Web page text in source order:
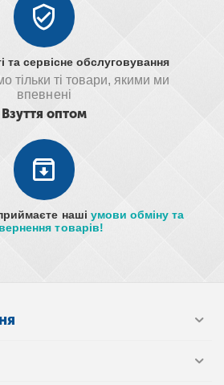
та сервісне обслуговування
тільки ті товари, якими ми
впевнені
Взуття оптом
наші умови обміну та
товарів!